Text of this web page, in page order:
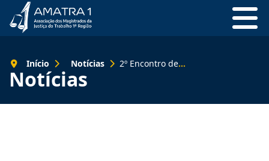
Notícias
Início Notícias 2º Encontro de Diversidade da Anamatra debate inclusão e combate à discriminação no trabalho